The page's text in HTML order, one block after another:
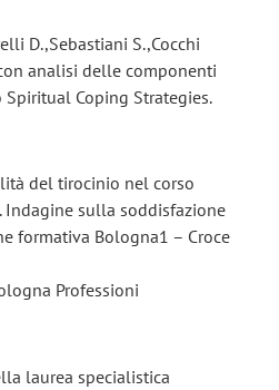
D.,Sebastiani S.,Cocchi
analisi delle componenti
Coping Strategies.
del tirocinio nel corso
sulla soddisfazione
formativa Bologna1 – Croce
Professioni
laurea specialistica